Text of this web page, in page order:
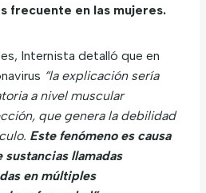
frecuente en las mujeres.
Internista detalló que en
“la explicación sería
a nivel muscular
que genera la debilidad
Este fenómeno es causa
llamadas
en múltiples